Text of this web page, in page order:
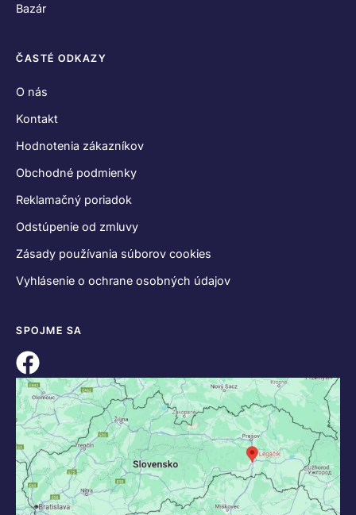
Bazár
ČASTÉ ODKAZY
O nás
Kontakt
Hodnotenia zákazníkov
Obchodné podmienky
Reklamačný poriadok
Odstúpenie od zmluvy
Zásady používania súborov cookies
Vyhlásenie o ochrane osobných údajov
SPOJME SA